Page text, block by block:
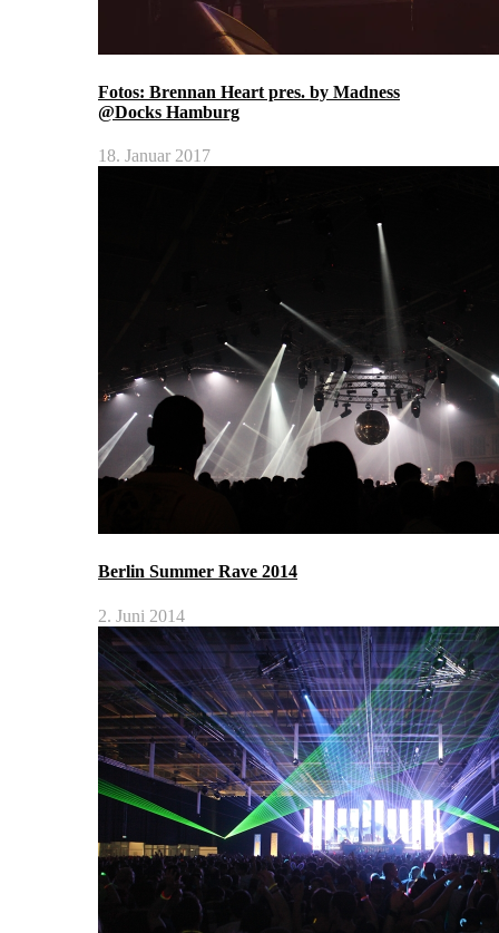
Fotos: Brennan Heart pres. by Madness
@Docks Hamburg
18. Januar 2017
Berlin Summer Rave 2014
2. Juni 2014